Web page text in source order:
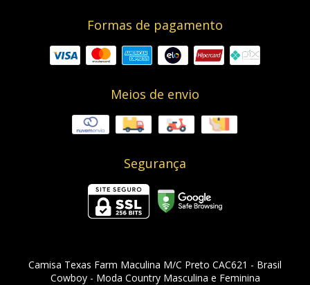
Formas de pagamento
Meios de envio
Segurança
Camisa Texas Farm Maculina M/C Preto CAC621 - Brasil
Cowboy - Moda Country Masculina e Feminina